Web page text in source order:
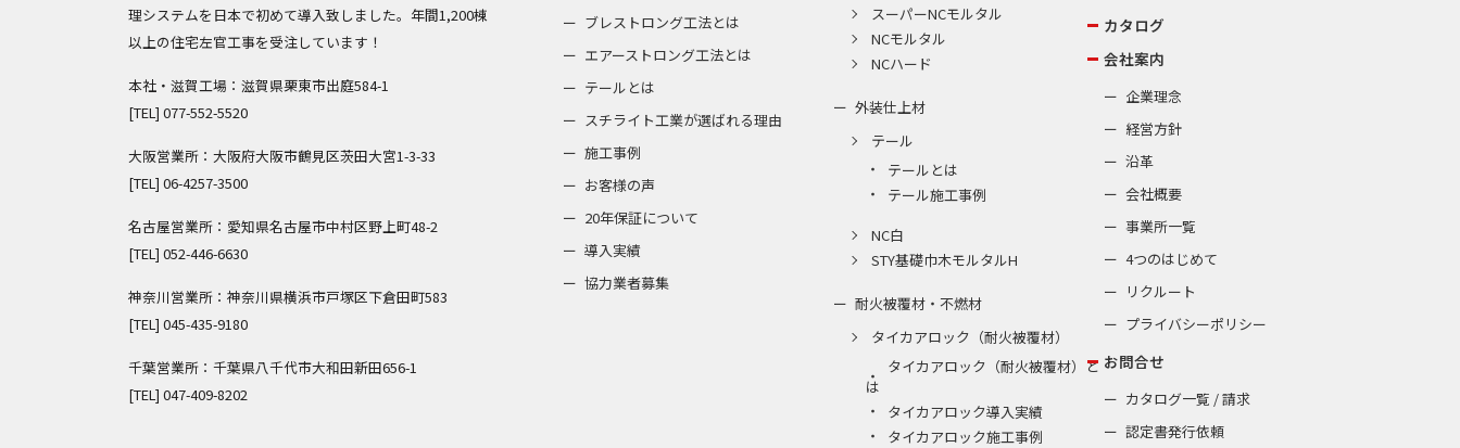
理システムを日本で初めて導入致しました。年間1,200棟
以上の住宅左官工事を受注しています！
本社・滋賀工場：滋賀県栗東市出庭584-1
[TEL] 077-552-5520
大阪営業所：大阪府大阪市鶴見区茨田大宮1-3-33
[TEL] 06-4257-3500
名古屋営業所：愛知県名古屋市中村区野上町48-2
[TEL] 052-446-6630
神奈川営業所：神奈川県横浜市戸塚区下倉田町583
[TEL] 045-435-9180
千葉営業所：千葉県八千代市大和田新田656-1
[TEL] 047-409-8202
ブレストロング工法とは
エアーストロング工法とは
テールとは
スチライト工業が選ばれる理由
施工事例
お客様の声
20年保証について
導入実績
協力業者募集
スーパーNCモルタル
NCモルタル
NCハード
外装仕上材
テール
テールとは
テール施工事例
NC白
STY基礎巾木モルタルH
耐火被覆材・不燃材
タイカアロック（耐火被覆材）
タイカアロック（耐火被覆材）と
は
タイカアロック導入実績
タイカアロック施工事例
カタログ
会社案内
企業理念
経営方針
沿革
会社概要
事業所一覧
4つのはじめて
リクルート
プライバシーポリシー
お問合せ
カタログ一覧 / 請求
認定書発行依頼